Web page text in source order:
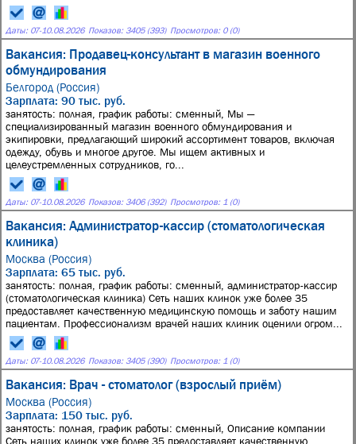
Даты: 07-10.08.2026 Показов: 3405 (393) Просмотров: 0 (0)
Вакансия: Продавец-консультант в магазин военного
обмундирования
Белгород (Россия)
Зарплата: 90 тыс. руб.
занятость: полная, график работы: сменный, Мы —
специализированный магазин военного обмундирования и
экипировки, предлагающий широкий ассортимент товаров, включая
одежду, обувь и многое другое. Мы ищем активных и
целеустремленных сотрудников, го...
Даты: 07-10.08.2026 Показов: 3406 (392) Просмотров: 1 (0)
Вакансия: Администратор-кассир (стоматологическая
клиника)
Москва (Россия)
Зарплата: 65 тыс. руб.
занятость: полная, график работы: сменный, администратор-кассир
(стоматологическая клиника) Сеть наших клинок уже более 35
предоставляет качественную медицинскую помощь и заботу нашим
пациентам. Профессионализм врачей наших клиник оценили огром...
Даты: 07-10.08.2026 Показов: 3405 (390) Просмотров: 1 (0)
Вакансия: Врач - стоматолог (взрослый приём)
Москва (Россия)
Зарплата: 150 тыс. руб.
занятость: полная, график работы: сменный, Описание компании
Сеть наших клинок уже более 35 предоставляет качественную